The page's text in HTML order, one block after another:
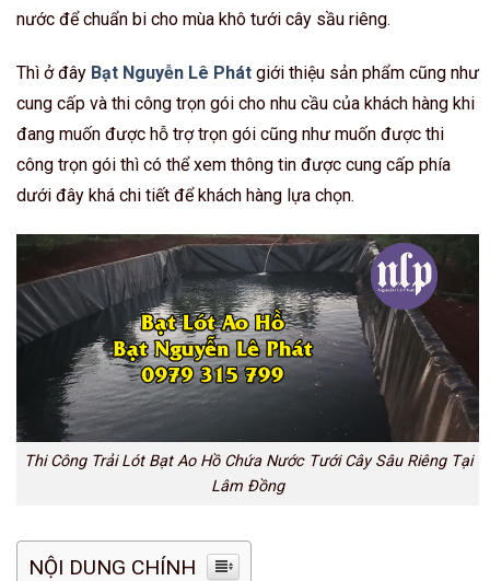
nước để chuẩn bi cho mùa khô tưới cây sầu riêng.
Thì ở đây Bạt Nguyễn Lê Phát giới thiệu sản phẩm cũng như
cung cấp và thi công trọn gói cho nhu cầu của khách hàng khi
đang muốn được hỗ trợ trọn gói cũng như muốn được thi
công trọn gói thì có thể xem thông tin được cung cấp phía
dưới đây khá chi tiết để khách hàng lựa chọn.
Thi Công Trải Lót Bạt Ao Hồ Chứa Nước Tưới Cây Sâu Riêng Tại
Lâm Đồng
NỘI DUNG CHÍNH